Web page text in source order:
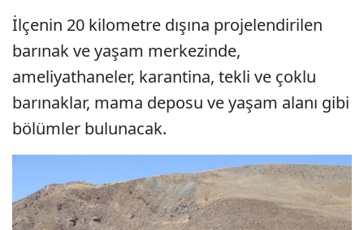
İlçenin 20 kilometre dışına projelendirilen
barınak ve yaşam merkezinde,
ameliyathaneler, karantina, tekli ve çoklu
barınaklar, mama deposu ve yaşam alanı gibi
bölümler bulunacak.